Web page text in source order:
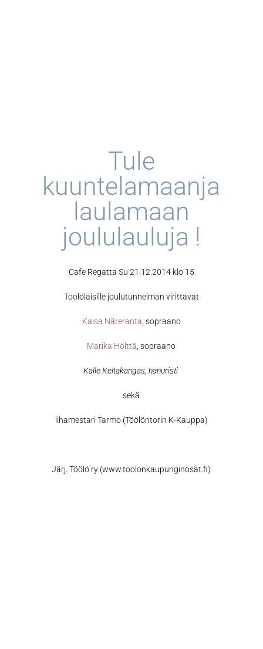
Tule
kuuntelamaanja
laulamaan
joululauluja !
Cafe Regatta Su 21.12.2014 klo 15
Töölöläisille joulutunnelman virittävät
Kaisa Näreranta , sopraano
Marika Hölttä , sopraano
Kalle Keltakangas, hanuristi
sekä
lihamestari Tarmo (Töölöntorin K-Kauppa)
Järj. Töölö ry (www.toolonkaupunginosat.fi)